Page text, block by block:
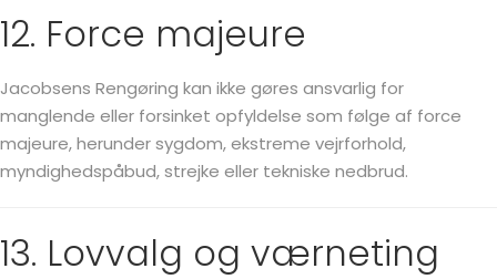
12. Force majeure
Jacobsens Rengøring kan ikke gøres ansvarlig for
manglende eller forsinket opfyldelse som følge af force
majeure, herunder sygdom, ekstreme vejrforhold,
myndighedspåbud, strejke eller tekniske nedbrud.
13. Lovvalg og værneting